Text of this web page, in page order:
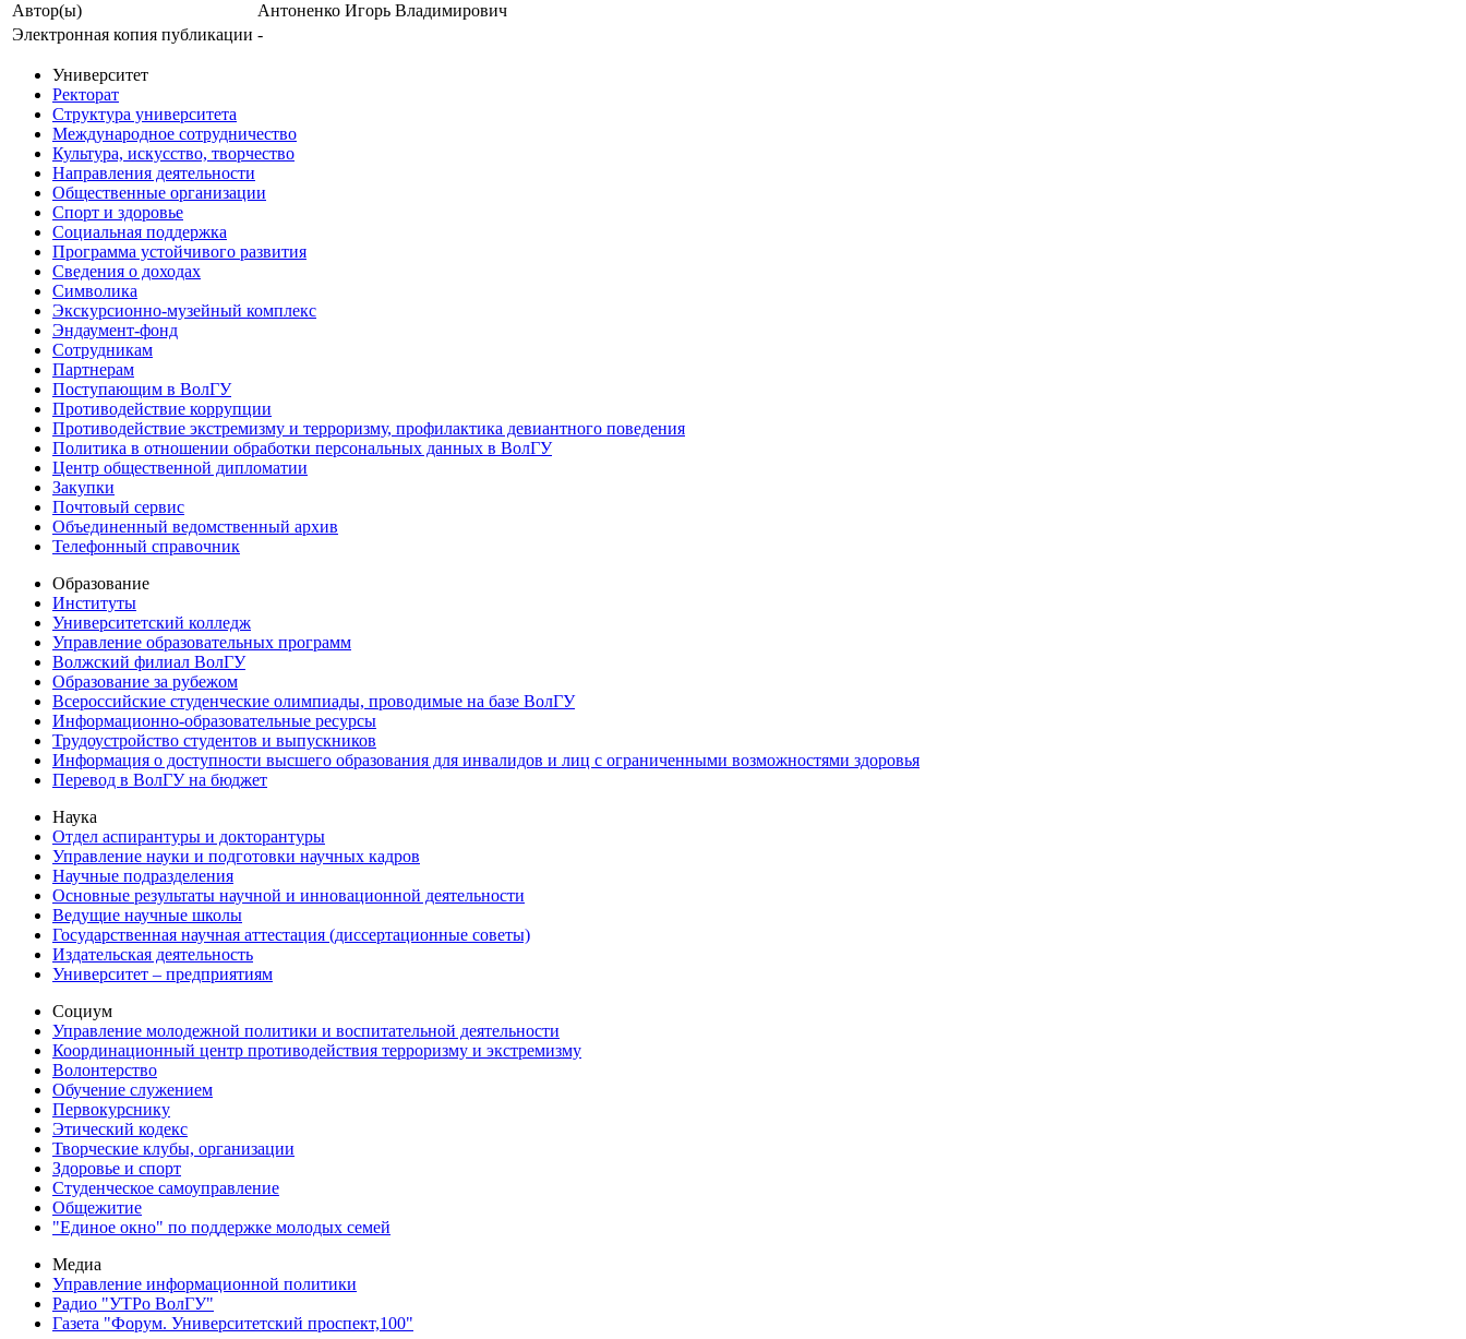
Автор(ы)
Антоненко Игорь Владимирович
Электронная копия публикации -
Университет
Ректорат
Структура университета
Международное сотрудничество
Культура, искусство, творчество
Направления деятельности
Общественные организации
Спорт и здоровье
Социальная поддержка
Программа устойчивого развития
Сведения о доходах
Символика
Экскурсионно-музейный комплекс
Эндаумент-фонд
Сотрудникам
Партнерам
Поступающим в ВолГУ
Противодействие коррупции
Противодействие экстремизму и терроризму, профилактика девиантного поведения
Политика в отношении обработки персональных данных в ВолГУ
Центр общественной дипломатии
Закупки
Почтовый сервис
Объединенный ведомственный архив
Телефонный справочник
Образование
Институты
Университетский колледж
Управление образовательных программ
Волжский филиал ВолГУ
Образование за рубежом
Всероссийские студенческие олимпиады, проводимые на базе ВолГУ
Информационно-образовательные ресурсы
Трудоустройство студентов и выпускников
Информация о доступности высшего образования для инвалидов и лиц с ограниченными возможностями здоровья
Перевод в ВолГУ на бюджет
Наука
Отдел аспирантуры и докторантуры
Управление науки и подготовки научных кадров
Научные подразделения
Основные результаты научной и инновационной деятельности
Ведущие научные школы
Государственная научная аттестация (диссертационные советы)
Издательская деятельность
Университет – предприятиям
Социум
Управление молодежной политики и воспитательной деятельности
Координационный центр противодействия терроризму и экстремизму
Волонтерство
Обучение служением
Первокурснику
Этический кодекс
Творческие клубы, организации
Здоровье и спорт
Студенческое самоуправление
Общежитие
"Единое окно" по поддержке молодых семей
Медиа
Управление информационной политики
Радио "УТРо ВолГУ"
Газета "Форум. Университетский проспект,100"